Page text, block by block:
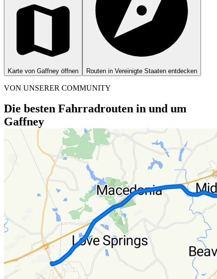
Karte von Gaffney öffnen Routen in Vereinigte Staaten entdecken
VON UNSERER COMMUNITY
Die besten Fahrradrouten in und um
Gaffney